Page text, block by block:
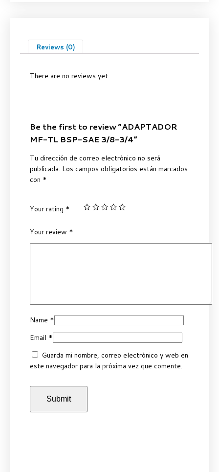
Reviews (0)
There are no reviews yet.
Be the first to review “ADAPTADOR
MF-TL BSP-SAE 3/8-3/4”
Tu dirección de correo electrónico no será
publicada. Los campos obligatorios están marcados
con *
Your rating *
Your review *
Name *
Email *
Guarda mi nombre, correo electrónico y web en
este navegador para la próxima vez que comente.